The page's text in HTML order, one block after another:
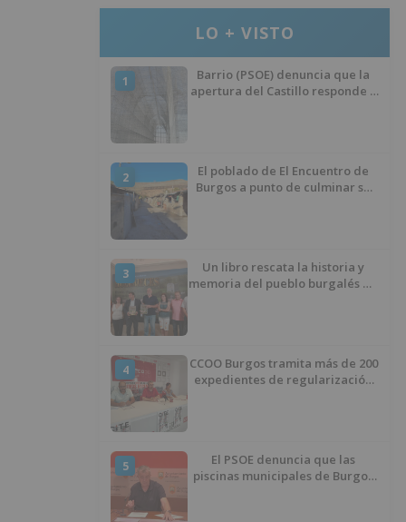
LO + VISTO
1
Barrio (PSOE) denuncia que la
apertura del Castillo responde a
2
El poblado de El Encuentro de
Burgos a punto de culminar su
3
Un libro rescata la historia y
memoria del pueblo burgalés de
4
CCOO Burgos tramita más de 200
expedientes de regularización
5
El PSOE denuncia que las
piscinas municipales de Burgos